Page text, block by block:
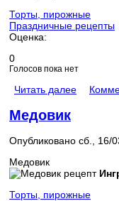
Торты, пирожные
Праздничные рецепты
Оценка:
0
Голосов пока нет
Читать далее
Медовик
Опубликовано сб., 16/
Медовик
Торты, пирожные